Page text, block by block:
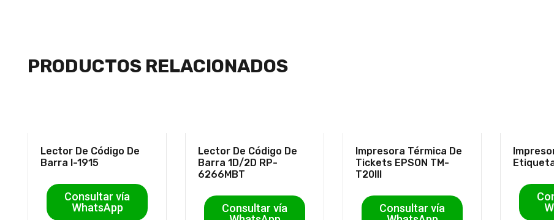
PRODUCTOS RELACIONADOS
Lector De Código De
Barra I-1915
Consultar vía
WhatsApp
Lector De Código De
Barra 1D/2D RP-
6266MBT
Consultar vía
Impresora Térmica De
Tickets EPSON TM-
T20III
Consultar vía